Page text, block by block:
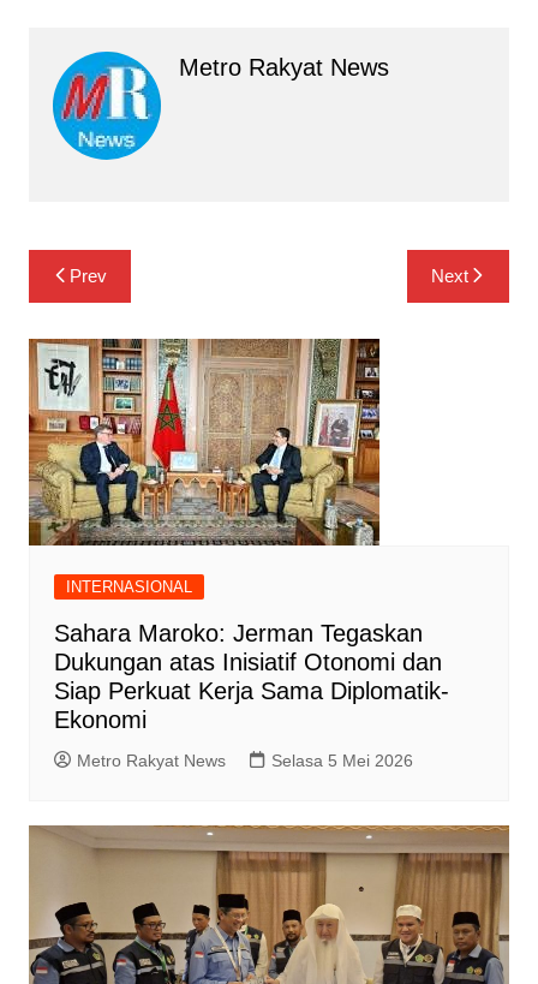
Metro Rakyat News
Navigasi
pos
Prev Next
INTERNASIONAL
Sahara Maroko: Jerman Tegaskan
Dukungan atas Inisiatif Otonomi dan
Siap Perkuat Kerja Sama Diplomatik-
Ekonomi
Metro Rakyat News Selasa 5 Mei 2026